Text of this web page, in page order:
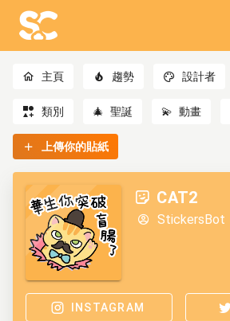
主頁 趨勢 設計者
類別 🎄 聖誕 💫 動畫
上傳你的貼紙
CAT2
StickersBot
INSTAGRAM